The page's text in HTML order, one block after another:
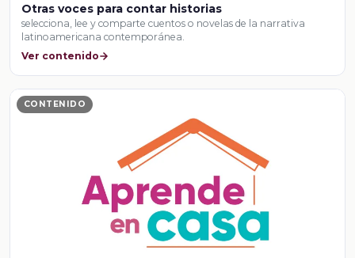
Otras voces para contar historias
selecciona, lee y comparte cuentos o novelas de la narrativa
latinoamericana contemporánea.
Ver contenido
CONTENIDO